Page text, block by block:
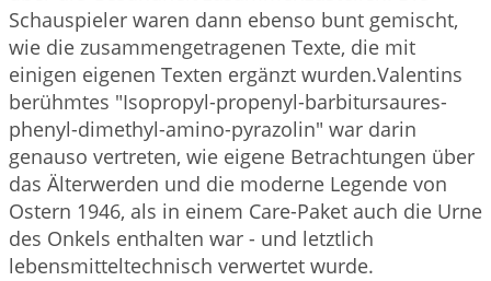
Schauspieler waren dann ebenso bunt gemischt,
wie die zusammengetragenen Texte, die mit
einigen eigenen Texten ergänzt wurden.Valentins
berühmtes "Isopropyl-propenyl-barbitursaures-
phenyl-dimethyl-amino-pyrazolin" war darin
genauso vertreten, wie eigene Betrachtungen über
das Älterwerden und die moderne Legende von
Ostern 1946, als in einem Care-Paket auch die Urne
des Onkels enthalten war - und letztlich
lebensmitteltechnisch verwertet wurde.